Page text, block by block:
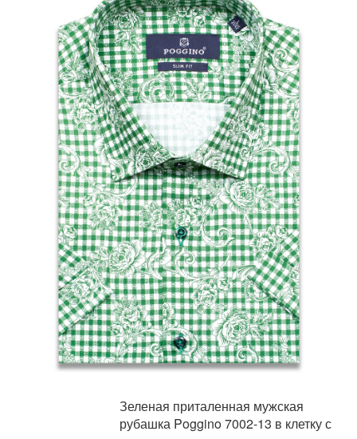
Зеленая приталенная мужская
рубашка Poggino 7002-13 в клетку с